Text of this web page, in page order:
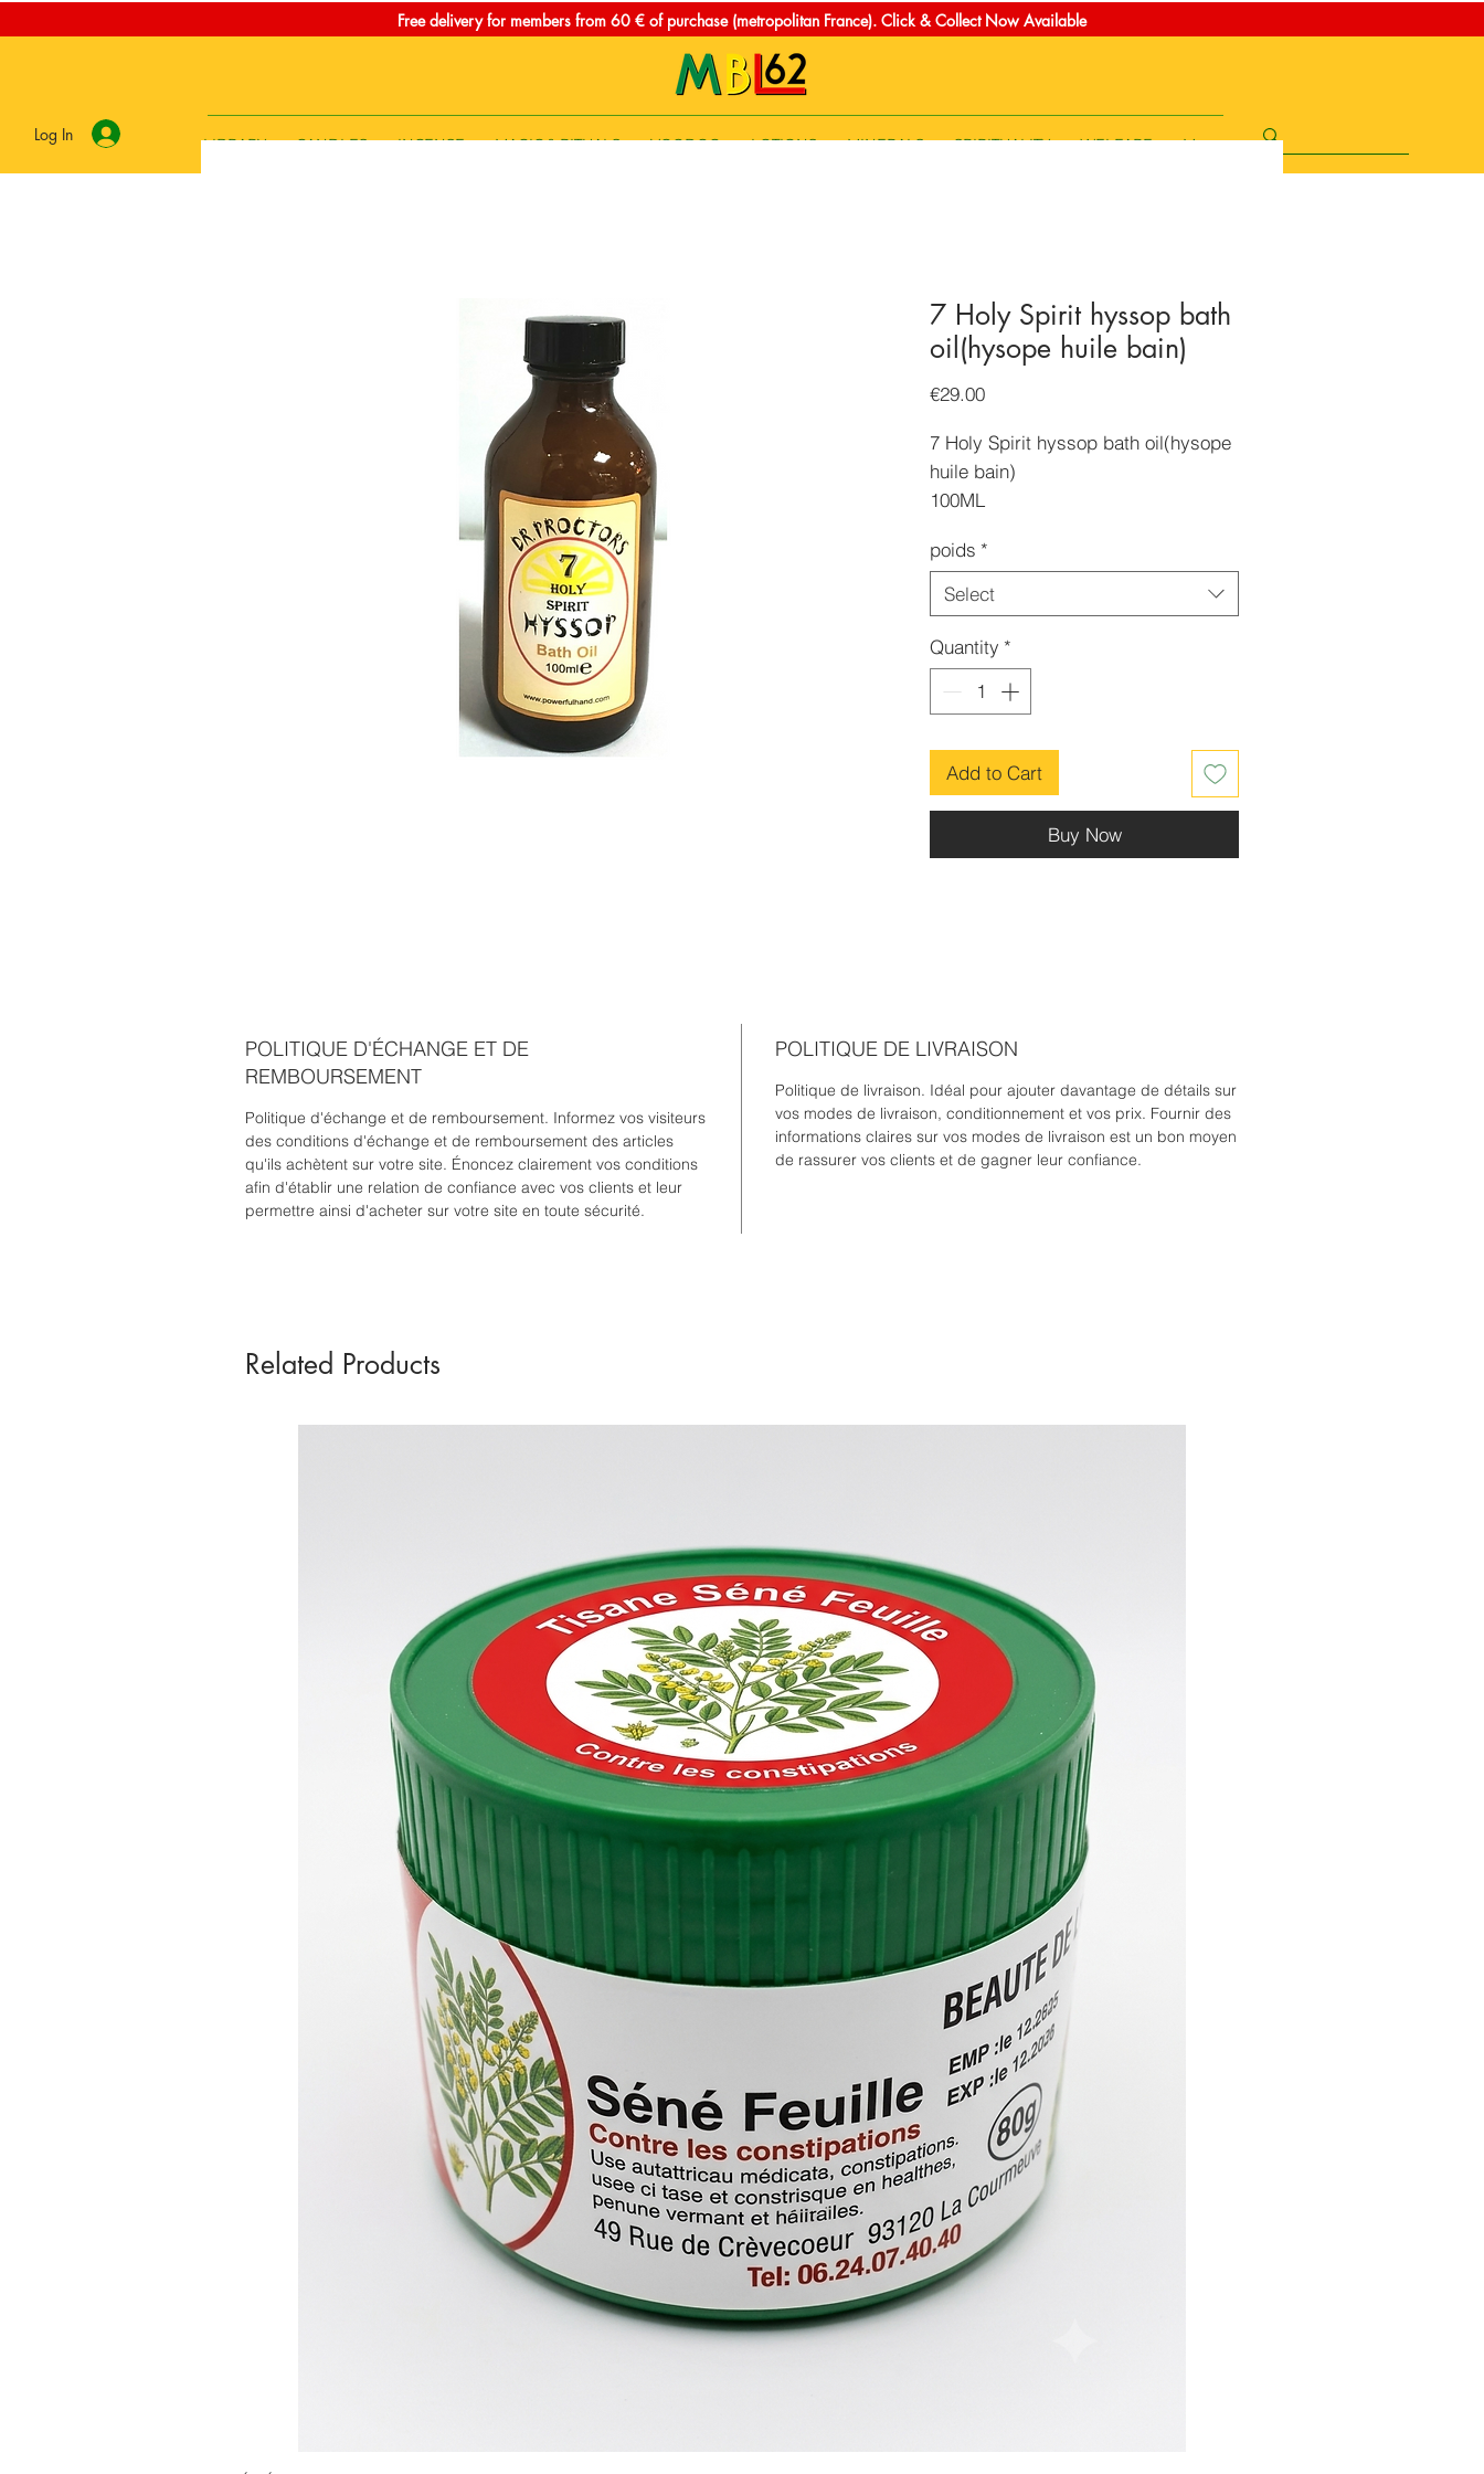
Free delivery for members from 60 € of purchase (metropolitan France). Click & Collect Now Available
Log In LIBRARY CANDLES INCENSE MAGIC & RITUALS VOODOO LOTIONS MINERALS SPIRITUALITY WELFARE More
7 Holy Spirit hyssop bath
oil(hysope huile bain)
€29.00Price
7 Holy Spirit hyssop bath oil(hysope
huile bain)
100ML
poids *
Select
Quantity *
Add to Cart
Buy Now
POLITIQUE D'ÉCHANGE ET DE
REMBOURSEMENT
Politique d'échange et de remboursement. Informez vos visiteurs
des conditions d'échange et de remboursement des articles
qu'ils achètent sur votre site. Énoncez clairement vos conditions
afin d'établir une relation de confiance avec vos clients et leur
permettre ainsi d'acheter sur votre site en toute sécurité.
POLITIQUE DE LIVRAISON
Politique de livraison. Idéal pour ajouter davantage de détails sur
vos modes de livraison, conditionnement et vos prix. Fournir des
informations claires sur vos modes de livraison est un bon moyen
de rassurer vos clients et de gagner leur confiance.
Related Products